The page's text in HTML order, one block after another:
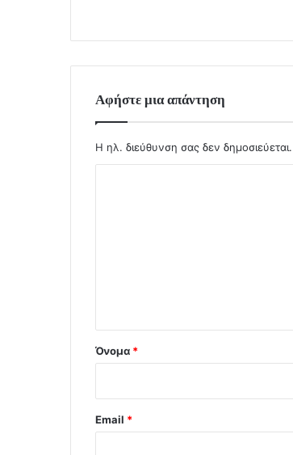
Αφήστε μια απάντηση
Η ηλ. διεύθυνση σας δεν δημοσιεύεται.
Όνομα *
Email *